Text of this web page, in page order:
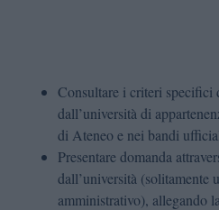
Consultare i criteri specifici
dall’università di
di Ateneo e nei bandi
Presentare domanda
dall’università
amministrativo), allegando